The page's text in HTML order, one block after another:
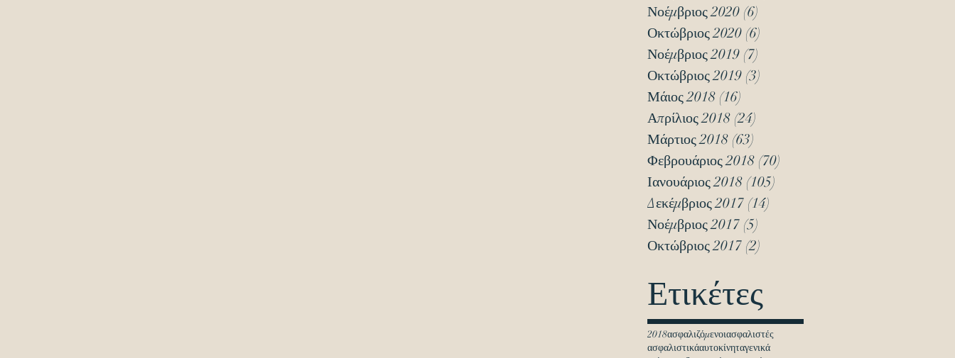
Νοέμβριος 2020 (6)
Οκτώβριος 2020 (6)
Νοέμβριος 2019 (7)
Οκτώβριος 2019 (3)
Μάιος 2018 (16)
Απρίλιος 2018 (24)
Μάρτιος 2018 (63)
Φεβρουάριος 2018 (70)
Ιανουάριος 2018 (105)
Δεκέμβριος 2017 (14)
Νοέμβριος 2017 (5)
Οκτώβριος 2017 (2)
Ετικέτες
2018ασφαλιζόμενοιασφαλιστές
ασφαλιστικάαυτοκίνηταγενικά